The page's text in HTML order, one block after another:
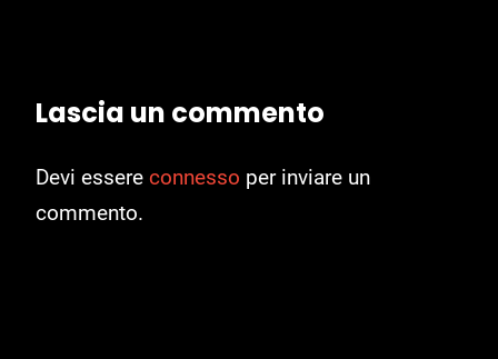
Lascia un commento
Devi essere connesso per inviare un
commento.